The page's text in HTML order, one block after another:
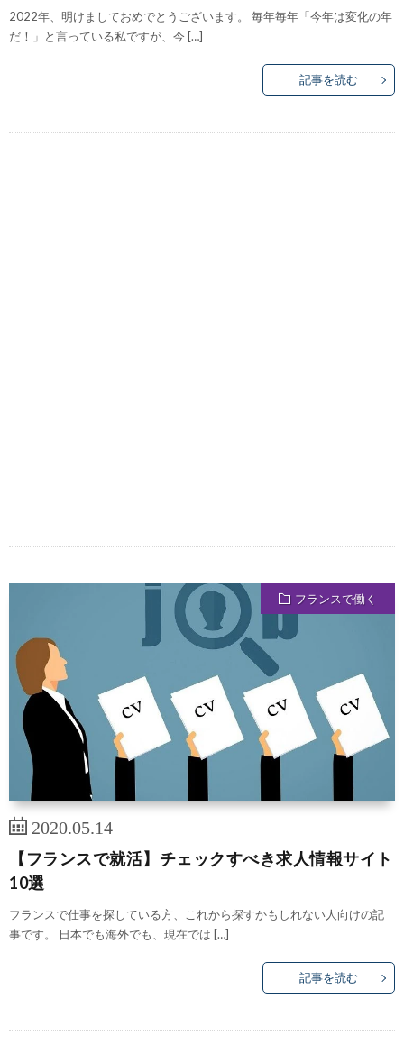
2022年、明けましておめでとうございます。 毎年毎年「今年は変化の年
だ！」と言っている私ですが、今 […]
記事を読む
フランスで働く
2020.05.14
【フランスで就活】チェックすべき求人情報サイト
10選
フランスで仕事を探している方、これから探すかもしれない人向けの記
事です。 日本でも海外でも、現在では […]
記事を読む